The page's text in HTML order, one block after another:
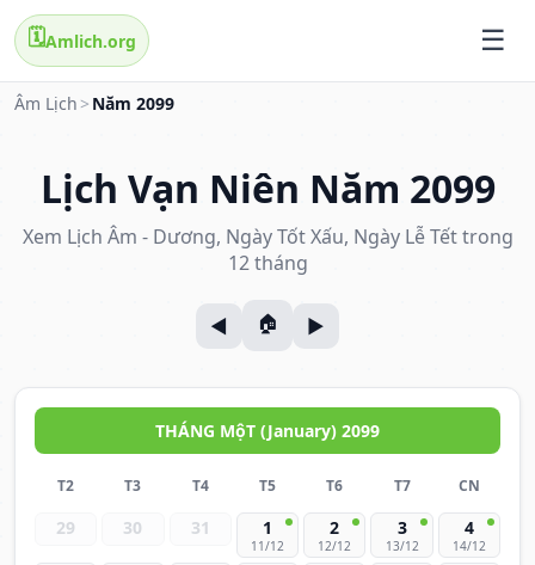
🗓️Amlich.org
Âm Lịch > Năm 2099
Lịch Vạn Niên Năm 2099
Xem Lịch Âm - Dương, Ngày Tốt Xấu, Ngày Lễ Tết trong
12 tháng
THÁNG MộT (January) 2099
T2 T3 T4 T5 T6 T7 CN
29 30 31 1
11/12
2
12/12
3
13/12
4
14/12